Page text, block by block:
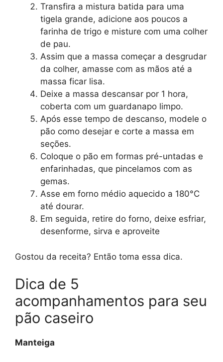
Transfira a mistura batida para uma
tigela grande, adicione aos poucos a
farinha de trigo e misture com uma colher
de pau.
Assim que a massa começar a desgrudar
da colher, amasse com as mãos até a
massa ficar lisa.
Deixe a massa descansar por 1 hora,
coberta com um guardanapo limpo.
Após esse tempo de descanso, modele o
pão como desejar e corte a massa em
seções.
Coloque o pão em formas pré-untadas e
enfarinhadas, que pincelamos com as
gemas.
Asse em forno médio aquecido a 180°C
até dourar.
Em seguida, retire do forno, deixe esfriar,
desenforme, sirva e aproveite
Gostou da receita? Então toma essa dica.
Dica de 5
acompanhamentos para seu
pão caseiro
Manteiga